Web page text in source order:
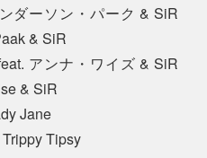
ダーソン・パーク & SiR
& SiR
アンナ・ワイズ & SiR
& SiR
Jane
Tipsy